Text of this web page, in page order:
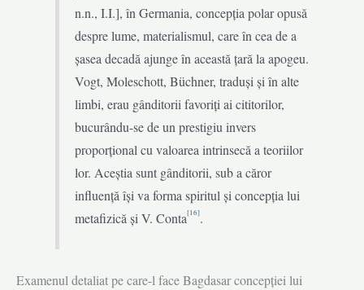
n.n., I.I.], în Germania, concepția polar opusă
despre lume, materialismul, care în cea de a
șasea decadă ajunge în această țară la apogeu.
Vogt, Moleschott, Büchner, traduși și în alte
limbi, erau gânditorii favoriți ai cititorilor,
bucurându-se de un prestigiu invers
proporțional cu valoarea intrinsecă a teoriilor
lor. Aceștia sunt gânditorii, sub a căror
influență își va forma spiritul și concepția lui
metafizică și V. Conta[16].
Examenul detaliat pe care-l face Bagdasar concepției lui